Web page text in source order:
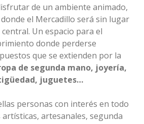
de un ambiente animado,
el Mercadillo será sin lugar
Un espacio para el
donde perderse
que se extienden por la
de segunda mano, joyería,
juguetes…
personas con interés en todo
artesanales, segunda